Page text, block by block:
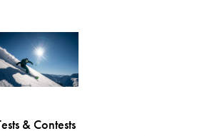
& Contests